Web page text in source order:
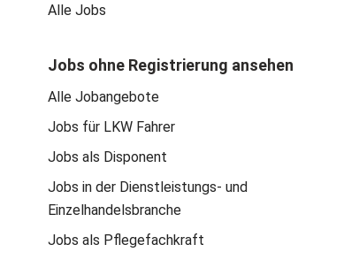
Alle Jobs
Jobs ohne Registrierung ansehen
Alle Jobangebote
Jobs für LKW Fahrer
Jobs als Disponent
Jobs in der Dienstleistungs- und
Einzelhandelsbranche
Jobs als Pflegefachkraft